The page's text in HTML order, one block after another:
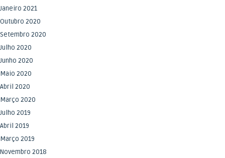
Janeiro 2021
Outubro 2020
Setembro 2020
Julho 2020
Junho 2020
Maio 2020
Abril 2020
Março 2020
Julho 2019
Abril 2019
Março 2019
Novembro 2018